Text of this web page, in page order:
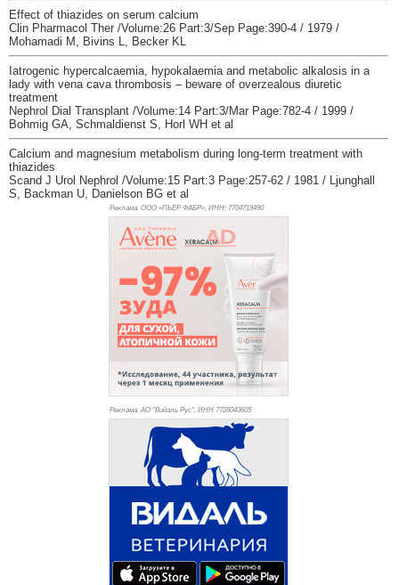
Effect of thiazides on serum calcium
Clin Pharmacol Ther /Volume:26 Part:3/Sep Page:390-4 / 1979 /
Mohamadi M, Bivins L, Becker KL
Iatrogenic hypercalcaemia, hypokalaemia and metabolic alkalosis in a
lady with vena cava thrombosis – beware of overzealous diuretic
treatment
Nephrol Dial Transplant /Volume:14 Part:3/Mar Page:782-4 / 1999 /
Bohmig GA, Schmaldienst S, Horl WH et al
Calcium and magnesium metabolism during long-term treatment with
thiazides
Scand J Urol Nephrol /Volume:15 Part:3 Page:257-62 / 1981 / Ljunghall
S, Backman U, Danielson BG et al
Реклама. ООО «ПЬЕР ФАБР», ИНН: 7704719490
Реклама. АО "Видаль Рус", ИНН 7728043605